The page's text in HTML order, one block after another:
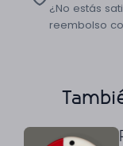
¿No estás
reembolso